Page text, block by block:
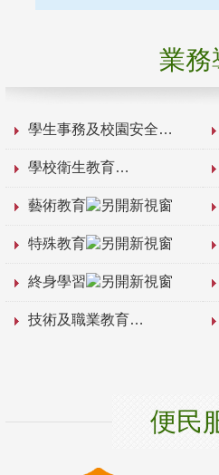
業務
學生事務及校園安全
學校衛生教育
藝術教育
特殊教育
終身學習
技術及職業教育
便民